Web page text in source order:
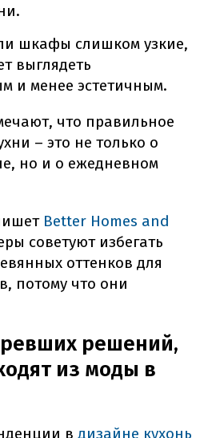
шкафы слишком узкие,
выглядеть
и менее эстетичным.
что правильное
– это не только о
но и о ежедневном
Better Homes and
советуют избегать
оттенков для
потому что они
решений,
из моды в
вдизайне кухонь